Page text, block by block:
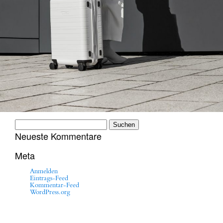
Suchen
nach:
Neueste Kommentare
Meta
Anmelden
Eintrags-Feed
Kommentar-Feed
WordPress.org